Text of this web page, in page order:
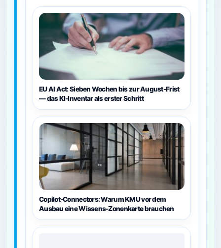
EU AI Act: Sieben Wochen bis zur August-Frist
— das KI-Inventar als erster Schritt
Copilot-Connectors: Warum KMU vor dem
Ausbau eine Wissens-Zonenkarte brauchen